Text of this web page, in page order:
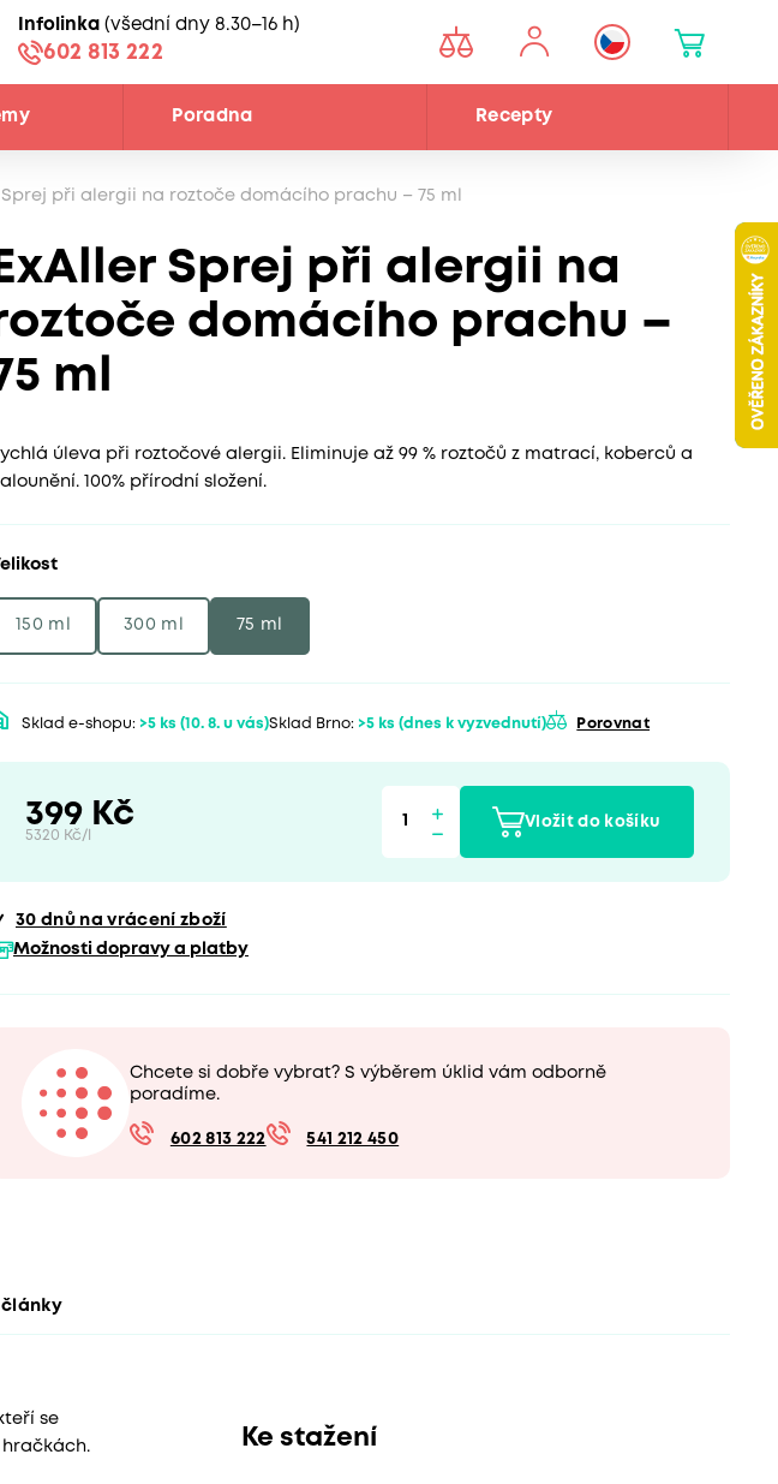
Infolinka (všední dny 8.30–16 h)
602 813 222
Poradna Recepty
Sprej při alergii na roztoče domácího prachu – 75 ml
ExAller Sprej při alergii na
domácího prachu –
ml
úleva při roztočové alergii. Eliminuje až 99 % roztočů z matrací, koberců a
100% přírodní složení.
150 ml 300 ml 75 ml
Sklad e-shopu: >5 ks (10. 8. u vás)Sklad Brno: >5 ks (dnes k vyzvednutí) Porovnat
399 Kč
5320 Kč/l
Vložit do košíku
30 dnů na vrácení zboží
Možnosti dopravy a platby
Chcete si dobře vybrat? S výběrem úklid vám odborně
poradíme.
602 813 222 541 212 450
články
se
Ke stažení